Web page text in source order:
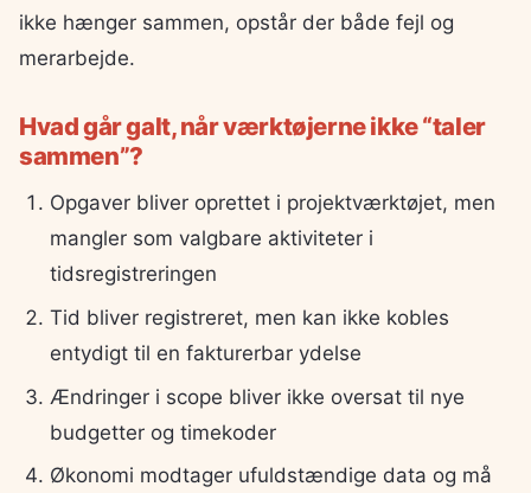
ikke hænger sammen, opstår der både fejl og
merarbejde.
Hvad går galt, når værktøjerne ikke “taler
sammen”?
Opgaver bliver oprettet i projektværktøjet, men
mangler som valgbare aktiviteter i
tidsregistreringen
Tid bliver registreret, men kan ikke kobles
entydigt til en fakturerbar ydelse
Ændringer i scope bliver ikke oversat til nye
budgetter og timekoder
Økonomi modtager ufuldstændige data og må